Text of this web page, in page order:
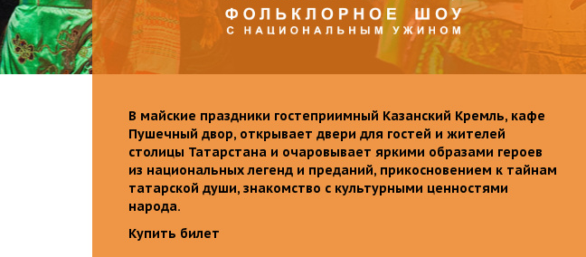
В майские праздники гостеприимный Казанский Кремль, кафе
Пушечный двор, открывает двери для гостей и жителей
столицы Татарстана и очаровывает яркими образами героев
из национальных легенд и преданий, прикосновением к тайнам
татарской души, знакомство с культурными ценностями
народа.
Купить билет